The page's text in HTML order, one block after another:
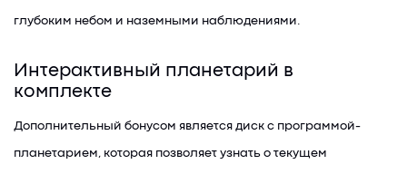
глубоким небом и наземными наблюдениями.
Интерактивный планетарий в
комплекте
Дополнительный бонусом является диск с программой-
планетарием, которая позволяет узнать о текущем